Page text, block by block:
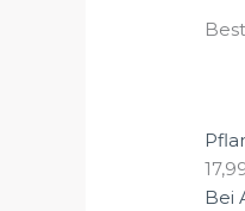
Bei